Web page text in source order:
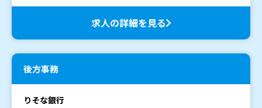
求人の詳細を見る
後方事務
りそな銀行